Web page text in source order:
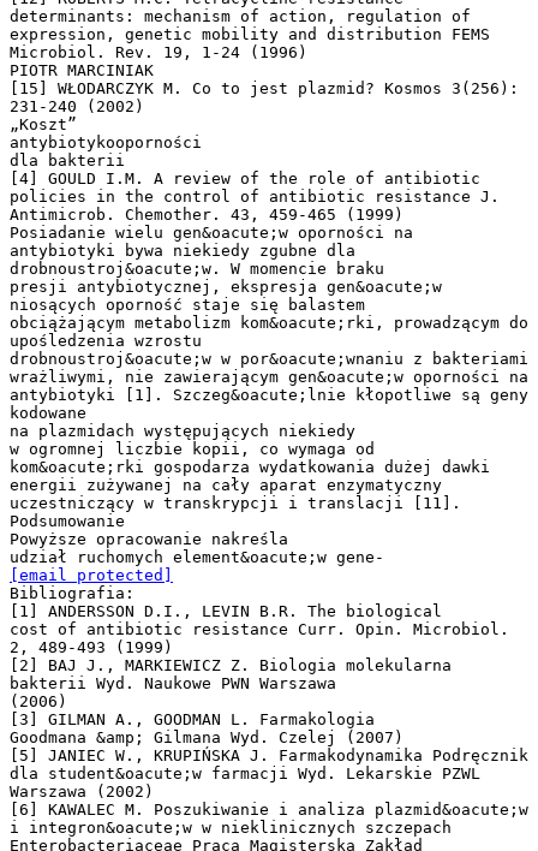
[email protected]
Bibliografia:
[1] ANDERSSON D.I., LEVIN B.R. The biological
cost of antibiotic resistance Curr. Opin. Microbiol.
2, 489-493 (1999)
[2] BAJ J., MARKIEWICZ Z. Biologia molekularna
bakterii Wyd. Naukowe PWN Warszawa
(2006)
[3] GILMAN A., GOODMAN L. Farmakologia
Goodmana &amp; Gilmana Wyd. Czelej (2007)
[5] JANIEC W., KRUPIŃSKA J. Farmakodynamika Podręcznik
dla student&oacute;w farmacji Wyd. Lekarskie PZWL
Warszawa (2002)
[6] KAWALEC M. Poszukiwanie i analiza plazmid&oacute;w
i integron&oacute;w w nieklinicznych szczepach
Enterobacteriaceae Praca Magisterska Zakład